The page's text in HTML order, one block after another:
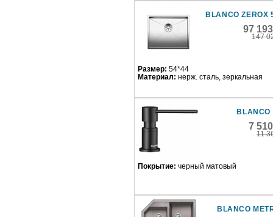
BLANCO ZEROX
97
147
Размер: 54*44
Материал: нерж. сталь, зеркальная
BLANCO
7
11
Покрытие: черный матовый
BLANCO